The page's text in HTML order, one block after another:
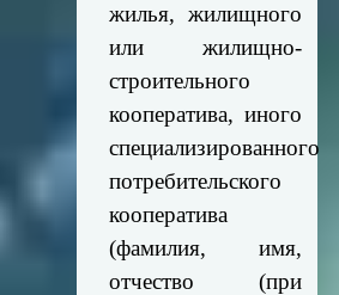
жилья, жилищного
или жилищно-
строительного
кооператива, иного
специализированного
потребительского
кооператива
(фамилия, имя,
отчество (при